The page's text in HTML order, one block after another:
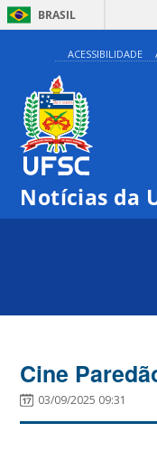
BRASIL
ACESSIBILIDADE
Notícias da
Cine
03/09/2025 09:31